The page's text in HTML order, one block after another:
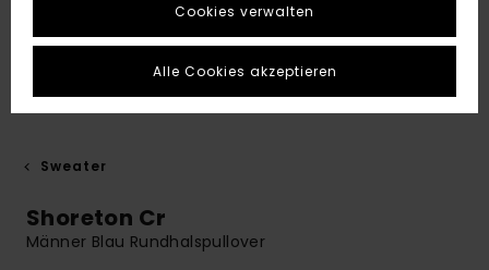
Sweater
Shoreton Cr
Männer Blau Rundhalspullover
Cookies verwalten
Alle Cookies akzeptieren